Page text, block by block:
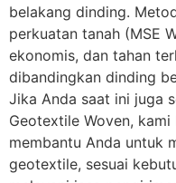
belakang dinding.
perkuatan tanah (MSE
ekonomis, dan tahan
dibandingkan dinding
Jika Anda saat ini juga
Geotextile Woven,
membantu Anda untuk
geotextile, sesuai